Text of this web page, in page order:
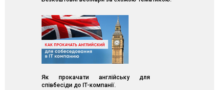
Як прокачати англійську для
співбесіди до IT-компанії.